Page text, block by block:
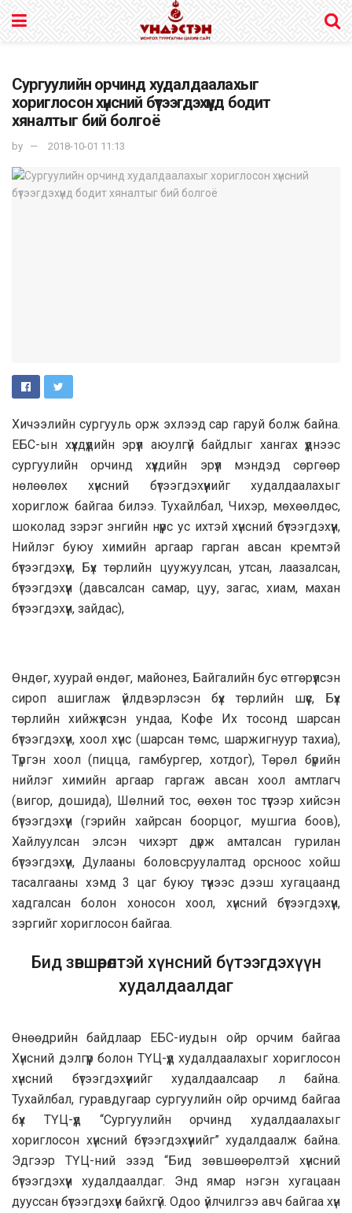
Сургуулийн орчинд худалдаалахыг
хориглосон хүнсний бүтээгдэхүүнд бодит
хяналтыг бий болгоё
by 2018-10-01 11:13
Хичээлийн сургууль орж эхлээд сар гаруй болж байна.
ЕБС-ын хүүхдүүдийн эрүүл аюулгүй байдлыг хангах үүднээс
сургуулийн орчинд хүүхдийн эрүүл мэндэд сөргөөр
нөлөөлөх хүнсний бүтээгдэхүүнийг худалдаалахыг
хориглож байгаа билээ. Тухайлбал, Чихэр, мөхөөлдөс,
шоколад зэрэг энгийн нүүрс ус ихтэй хүнсний бүтээгдэхүүн,
Нийлэг буюу химийн аргаар гарган авсан кремтэй
бүтээгдэхүүн, Бүх төрлийн цуужуулсан, утсан, лаазалсан,
бүтээгдэхүүн (давсалсан самар, цуу, загас, хиам, махан
бүтээгдэхүүн, зайдас),
Өндөг, хуурай өндөг, майонез, Байгалийн бус өтгөрүүлсэн
сироп ашиглаж үйлдвэрлэсэн бүх төрлийн шүүс, Бүх
төрлийн хийжүүлсэн ундаа, Кофе Их тосонд шарсан
бүтээгдэхүүн, хоол хүнс (шарсан төмс, шаржигнуур тахиа),
Түргэн хоол (пицца, гамбургер, хотдог), Төрөл бүрийн
нийлэг химийн аргаар гаргаж авсан хоол амтлагч
(вигор, дошида), Шөлний тос, өөхөн тос түүгээр хийсэн
бүтээгдэхүүн (гэрийн хайрсан боорцог, мушгиа боов),
Хайлуулсан элсэн чихэрт дүрж амталсан гурилан
бүтээгдэхүүн, Дулааны боловсруулалтад орсноос хойш
тасалгааны хэмд 3 цаг буюу түүнээс дээш хугацаанд
хадгалсан болон хоносон хоол, хүнсний бүтээгдэхүүн,
зэргийг хориглосон байгаа.
Бид зөвшөөрөлтэй хүнсний бүтээгдэхүүн
худалдаалдаг
Өнөөдрийн байдлаар ЕБС-иудын ойр орчим байгаа
Хүнсний дэлгүүр болон ТҮЦ-үүд худалдаалахыг хориглосон
хүнсний бүтээгдэхүүнийг худалдаалсаар л байна.
Тухайлбал, гуравдугаар сургуулийн ойр орчимд байгаа
бүх ТҮЦ-үүд “Сургуулийн орчинд худалдаалахыг
хориглосон хүнсний бүтээгдэхүүнийг” худалдаалж байна.
Эдгээр ТҮЦ-ний эзэд “Бид зөвшөөрөлтэй хүнсний
бүтээгдэхүүн худалдаалдаг. Энд ямар нэгэн хугацаан
дууссан бүтээгдэхүүн байхгүй. Одоо үйлчилгээ авч байгаа хүн